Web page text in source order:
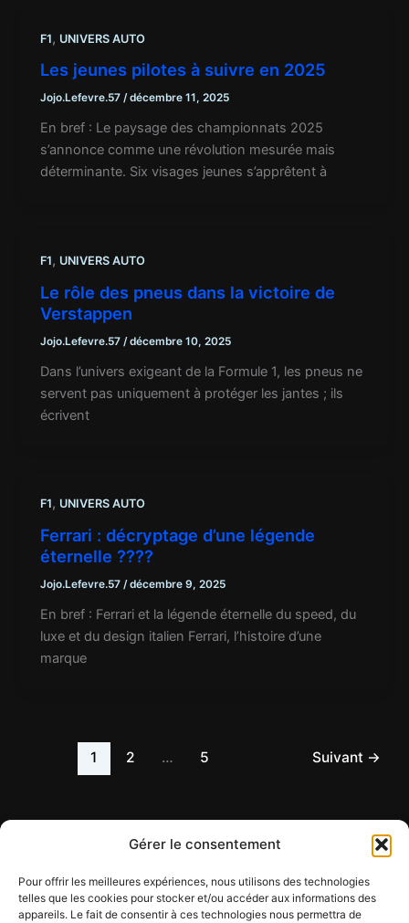
Gérer le consentement
Pour offrir les meilleures expériences, nous utilisons des technologies
telles que les cookies pour stocker et/ou accéder aux informations des
appareils. Le fait de consentir à ces technologies nous permettra de
F1, UNIVERS AUTO
Les jeunes pilotes à suivre en 2025
Jojo.Lefevre.57/décembre 11, 2025
En bref : Le paysage des championnats 2025
s’annonce comme une révolution mesurée mais
déterminante. Six visages jeunes s’apprêtent à
F1, UNIVERS AUTO
Le rôle des pneus dans la victoire de
Verstappen
Jojo.Lefevre.57 /décembre 10, 2025
Dans l’univers exigeant de la Formule 1, les pneus ne
servent pas uniquement à protéger les jantes ; ils
écrivent
F1, UNIVERS AUTO
Ferrari : décryptage d’une légende
éternelle ????
Jojo.Lefevre.57/décembre 9, 2025
En bref : Ferrari et la légende éternelle du speed, du
luxe et du design italien Ferrari, l’histoire d’une
marque
1 2 … 5 Suivant →
Contact